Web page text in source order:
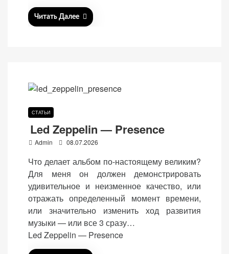
Читать Далее
СТАТЬИ
Led Zeppelin — Presence
Admin
s
t
e
d
o
n
08.07.2026
Что делает альбом по-настоящему великим?
Для меня он должен демонстрировать
удивительное и неизменное качество, или
отражать определенный момент времени,
или значительно изменить ход развития
музыки — или все 3 сразу…
Led Zeppelin — Presence